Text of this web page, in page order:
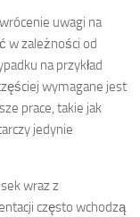
uwagi na
w zależności od
na przykład
wymagane jest
prace, takie jak
jedynie
wraz z
często wchodzą